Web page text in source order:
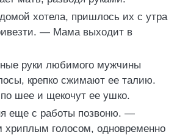
хотела, пришлось их с утра
— Мама выходит в
руки любимого мужчины
крепко сжимают ее талию.
по шее и щекочут ее ушко.
еще с работы позвоню. —
хриплым голосом, одновременно